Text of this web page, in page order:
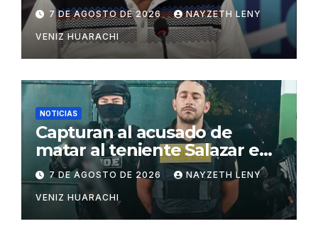
7 DE AGOSTO DE 2026 NAYZETH LENY
VENIZ HUARACHI
NOTICIAS
Capturan al acusado de
matar al teniente Salazar en
San Matías
7 DE AGOSTO DE 2026 NAYZETH LENY
VENIZ HUARACHI